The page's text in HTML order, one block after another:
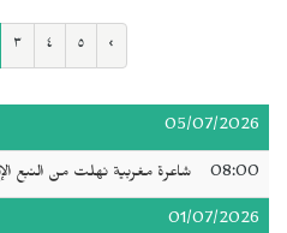
٣ ٤ ٥ ›
05/07/2026
08:00 شاعرة مغربية نهلت من النبع
01/07/2026